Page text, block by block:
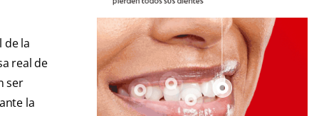
de la
real de
ser
la